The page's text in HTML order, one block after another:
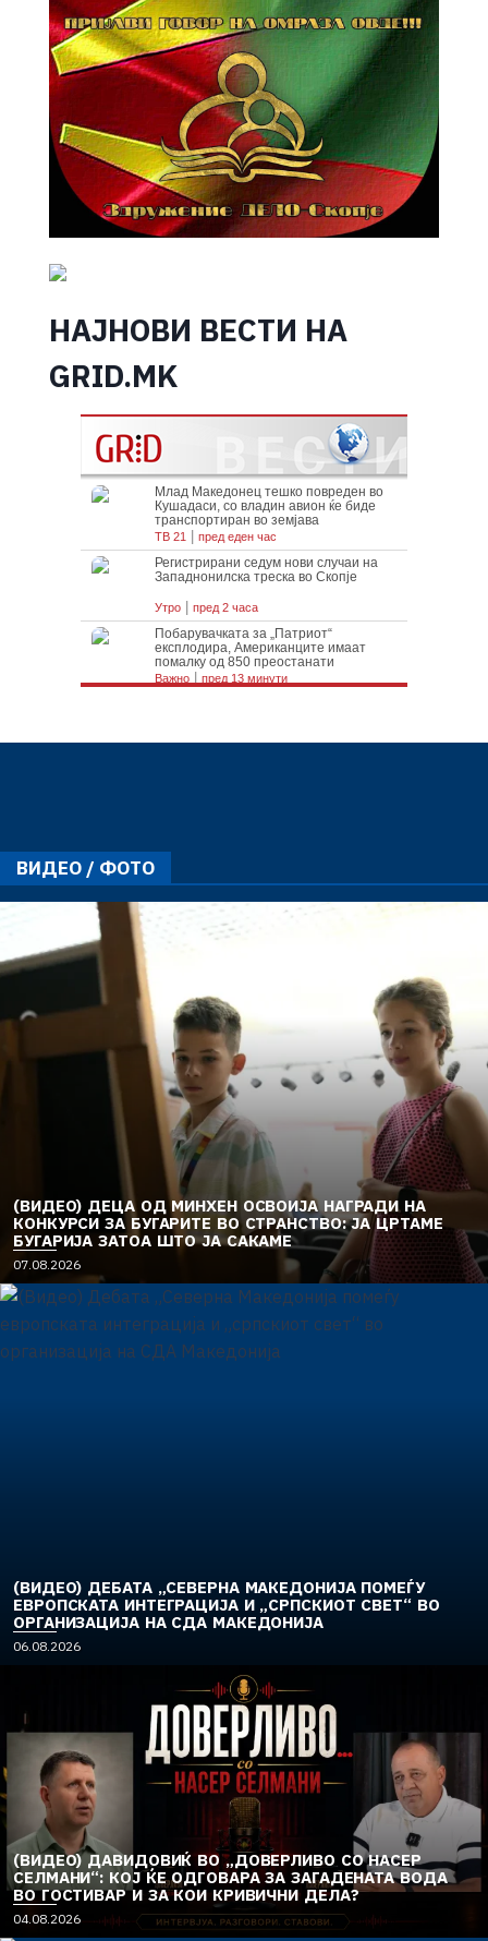
НАЈНОВИ ВЕСТИ НА
GRID.MK
ВИДЕО / ФОТО
(ВИДЕО) ДЕЦА ОД МИНХЕН ОСВОИЈА НАГРАДИ НА
КОНКУРСИ ЗА БУГАРИТЕ ВО СТРАНСТВО: ЈА ЦРТАМЕ
БУГАРИЈА ЗАТОА ШТО ЈА САКАМЕ
07.08.2026
(ВИДЕО) ДЕБАТА „СЕВЕРНА МАКЕДОНИЈА ПОМЕЃУ
ЕВРОПСКАТА ИНТЕГРАЦИЈА И „СРПСКИОТ СВЕТ“ ВО
ОРГАНИЗАЦИЈА НА СДА МАКЕДОНИЈА
06.08.2026
(ВИДЕО) ДАВИДОВИЌ ВО „ДОВЕРЛИВО СО НАСЕР
СЕЛМАНИ“: КОЈ ЌЕ ОДГОВАРА ЗА ЗАГАДЕНАТА ВОДА
ВО ГОСТИВАР И ЗА КОИ КРИВИЧНИ ДЕЛА?
04.08.2026